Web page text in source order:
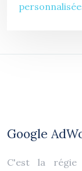
Google
C'est la régie